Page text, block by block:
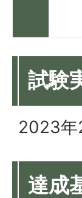
試験
2023
達成